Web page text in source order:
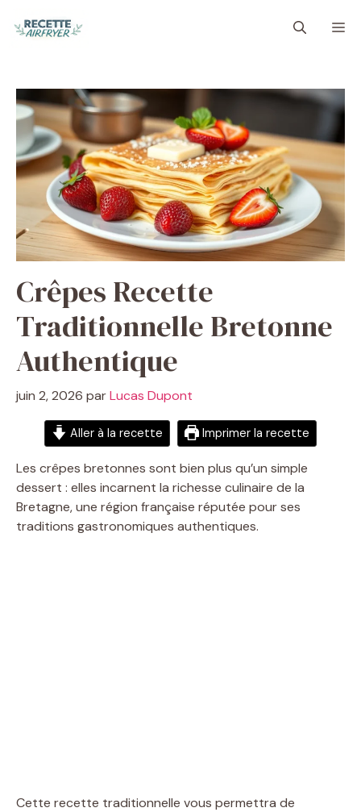
Crêpes Recette
Traditionnelle Bretonne
Authentique
juin 2, 2026 parLucas Dupont
Aller à la recette Imprimer la recette
Les crêpes bretonnes sont bien plus qu’un simple
dessert : elles incarnent la richesse culinaire de la
Bretagne, une région française réputée pour ses
traditions gastronomiques authentiques.
Cette recette traditionnelle vous permettra de